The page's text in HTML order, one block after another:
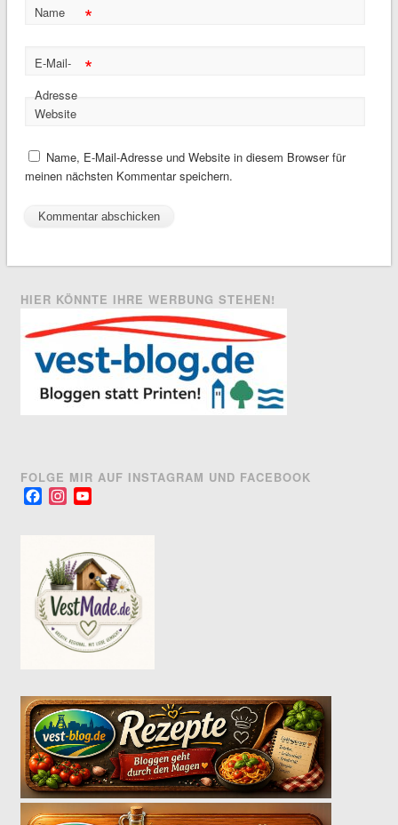
Name *
E-Mail-
Adresse
*
Website
Name, E-Mail-Adresse und Website in diesem Browser für
meinen nächsten Kommentar speichern.
HIER KÖNNTE IHRE WERBUNG STEHEN!
FOLGE MIR AUF INSTAGRAM UND FACEBOOK
FacebookInstagram